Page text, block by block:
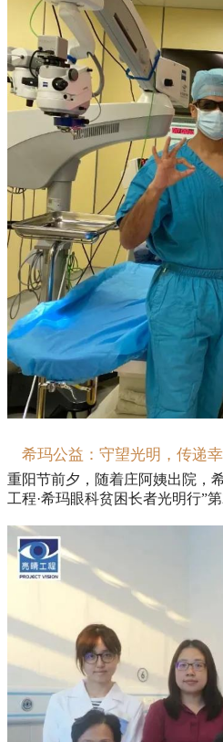
希玛公益： 守望光明，传递
重阳节前夕，随着庄阿姨出院，
工程·希玛眼科贫困长者光明行”